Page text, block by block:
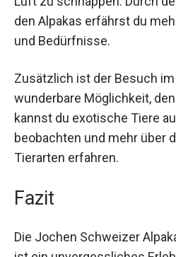
Luft zu schnappen. Durch
den Alpakas erfährst du
Zusätzlich ist der Besuch im
wunderbare Möglichkeit,
Fazit
Die Jochen Schweizer